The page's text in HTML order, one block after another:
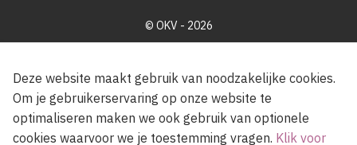
© OKV - 2026
Met steun van de Vlaamse Gemeenschap
Deze website maakt gebruik van noodzakelijke cookies.
Om je gebruikerservaring op onze website te
optimaliseren maken we ook gebruik van optionele
cookies waarvoor we je toestemming vragen. Klik voor